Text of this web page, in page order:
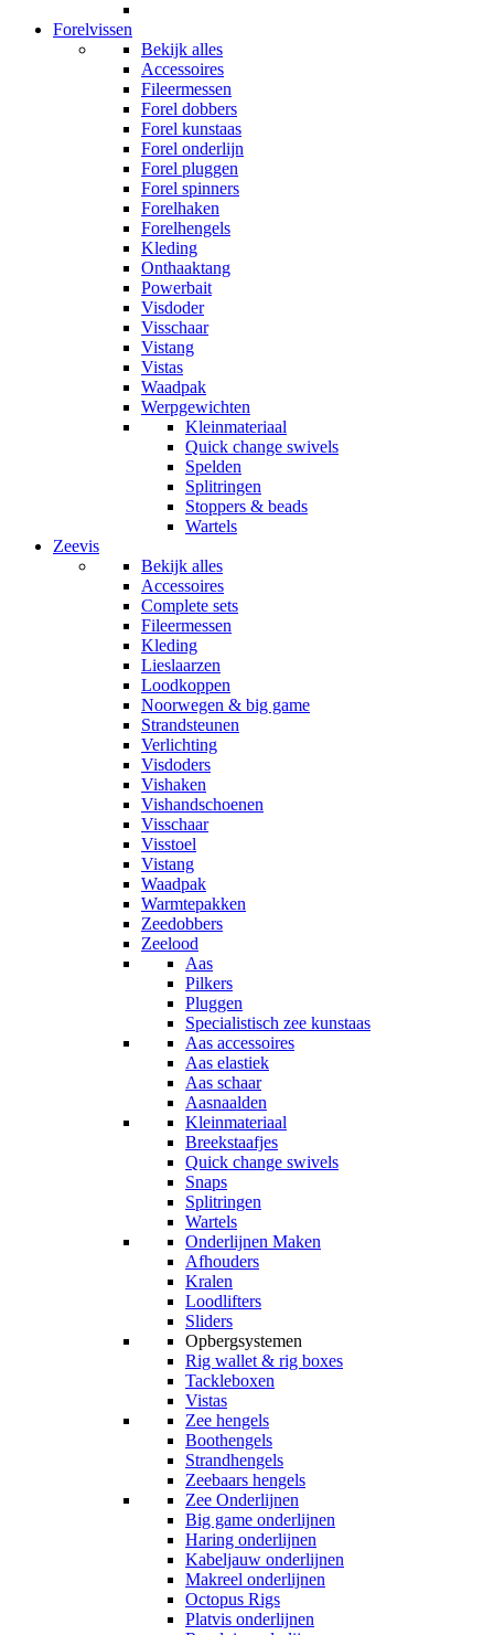
Forelvissen
Bekijk alles
Accessoires
Fileermessen
Forel dobbers
Forel kunstaas
Forel onderlijn
Forel pluggen
Forel spinners
Forelhaken
Forelhengels
Kleding
Onthaaktang
Powerbait
Visdoder
Visschaar
Vistang
Vistas
Waadpak
Werpgewichten
Kleinmateriaal
Quick change swivels
Spelden
Splitringen
Stoppers & beads
Wartels
Zeevis
Bekijk alles
Accessoires
Complete sets
Fileermessen
Kleding
Lieslaarzen
Loodkoppen
Noorwegen & big game
Strandsteunen
Verlichting
Visdoders
Vishaken
Vishandschoenen
Visschaar
Visstoel
Vistang
Waadpak
Warmtepakken
Zeedobbers
Zeelood
Aas
Pilkers
Pluggen
Specialistisch zee kunstaas
Aas accessoires
Aas elastiek
Aas schaar
Aasnaalden
Kleinmateriaal
Breekstaafjes
Quick change swivels
Snaps
Splitringen
Wartels
Onderlijnen Maken
Afhouders
Kralen
Loodlifters
Sliders
Opbergsystemen
Rig wallet & rig boxes
Tackleboxen
Vistas
Zee hengels
Boothengels
Strandhengels
Zeebaars hengels
Zee Onderlijnen
Big game onderlijnen
Haring onderlijnen
Kabeljauw onderlijnen
Makreel onderlijnen
Octopus Rigs
Platvis onderlijnen